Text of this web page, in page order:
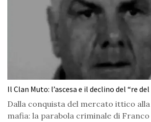
Il Clan Muto: l’ascesa e il declino del “re
Dalla conquista del mercato ittico
mafia: la parabola criminale di